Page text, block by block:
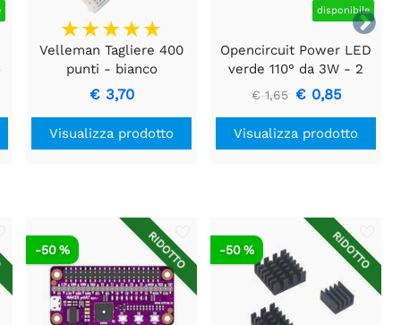

Velleman Tagliere 400
punti - bianco
€ 3,70
Visualizza prodotto
disponibile
Opencircuit Power LED
verde 110° da 3W - 2
pezzi
€ 1,65 € 0,85
Visualizza prodotto
RIDOTTO
-50 % RIDOTTO
-50 %